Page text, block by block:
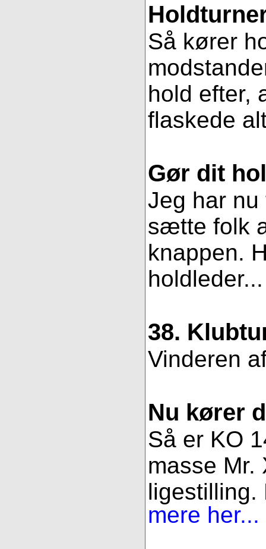
Så kører
hold efter,
flaskede
Gør dit
Jeg har
sætte folk
knappen.
38.
Vinderen
Nu kører
Så er KO
masse Mr.
mere her...